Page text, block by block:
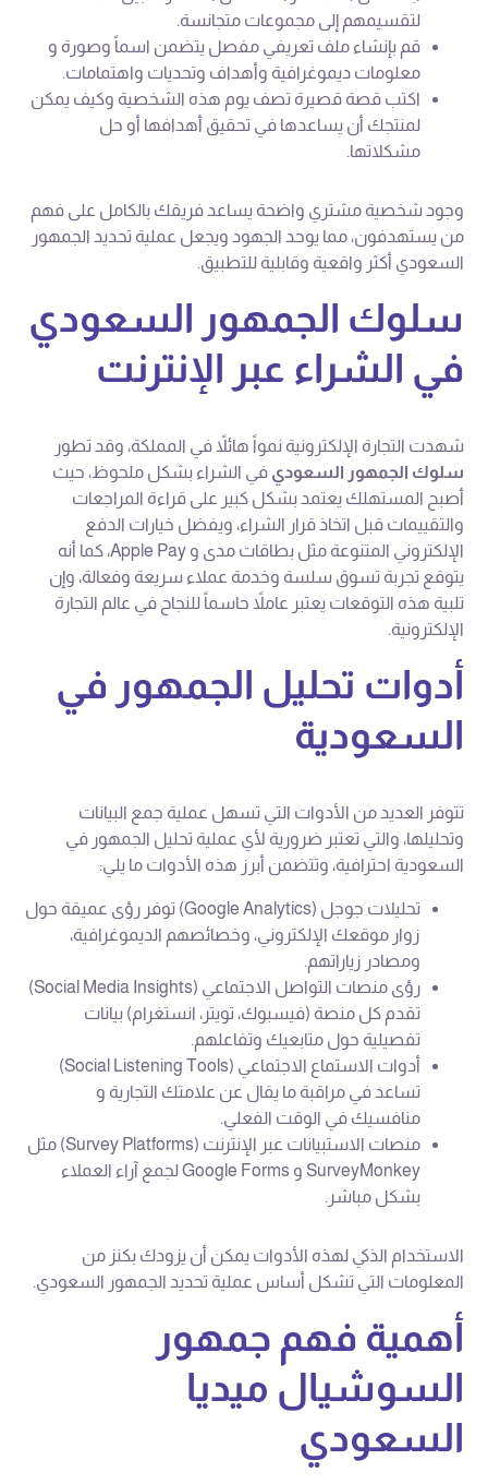
لتقسيمهم إلى مجموعات متجانسة.
قم بإنشاء ملف تعريفي مفصل يتضمن اسماً وصورة و
معلومات ديموغرافية وأهداف وتحديات واهتمامات.
اكتب قصة قصيرة تصف يوم هذه الشخصية وكيف يمكن
لمنتجك أن يساعدها في تحقيق أهدافها أو حل
مشكلاتها.
وجود شخصية مشتري واضحة يساعد فريقك بالكامل على فهم
من يستهدفون، مما يوحد الجهود ويجعل عملية تحديد الجمهور
السعودي أكثر واقعية وقابلية للتطبيق.
سلوك الجمهور السعودي
في الشراء عبر الإنترنت
شهدت التجارة الإلكترونية نمواً هائلاً في المملكة، وقد تطور
سلوك الجمهور السعودي في الشراء بشكل ملحوظ، حيث
أصبح المستهلك يعتمد بشكل كبير على قراءة المراجعات
والتقييمات قبل اتخاذ قرار الشراء، ويفضل خيارات الدفع
الإلكتروني المتنوعة مثل بطاقات مدى و Apple Pay، كما أنه
يتوقع تجربة تسوق سلسة وخدمة عملاء سريعة وفعالة، وإن
تلبية هذه التوقعات يعتبر عاملاً حاسماً للنجاح في عالم التجارة
الإلكترونية.
أدوات تحليل الجمهور في
السعودية
تتوفر العديد من الأدوات التي تسهل عملية جمع البيانات
وتحليلها، والتي تعتبر ضرورية لأي عملية تحليل الجمهور في
السعودية احترافية، وتتضمن أبرز هذه الأدوات ما يلي:
تحليلات جوجل (Google Analytics) توفر رؤى عميقة حول
زوار موقعك الإلكتروني، وخصائصهم الديموغرافية،
ومصادر زياراتهم.
رؤى منصات التواصل الاجتماعي (Social Media Insights)
تقدم كل منصة (فيسبوك، تويتر، انستغرام) بيانات
تفصيلية حول متابعيك وتفاعلهم.
أدوات الاستماع الاجتماعي (Social Listening Tools)
تساعد في مراقبة ما يقال عن علامتك التجارية و
منافسيك في الوقت الفعلي.
منصات الاستبيانات عبر الإنترنت (Survey Platforms) مثل
SurveyMonkey و Google Forms لجمع آراء العملاء
بشكل مباشر.
الاستخدام الذكي لهذه الأدوات يمكن أن يزودك بكنز من
المعلومات التي تشكل أساس عملية تحديد الجمهور السعودي.
أهمية فهم جمهور
السوشيال ميديا
السعودي